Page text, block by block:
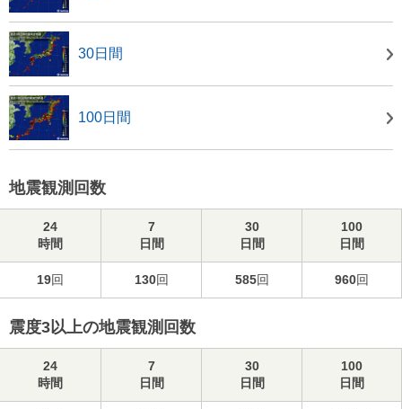
30日間
100日間
地震観測回数
24
時間
7
日間
30
日間
100
日間
19回 130回 585回 960回
震度3以上の地震観測回数
24
時間
7
日間
30
日間
100
日間